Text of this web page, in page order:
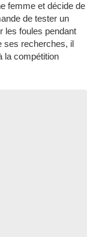
femme et décide de
de tester un
les foules pendant
ses recherches, il
la compétition